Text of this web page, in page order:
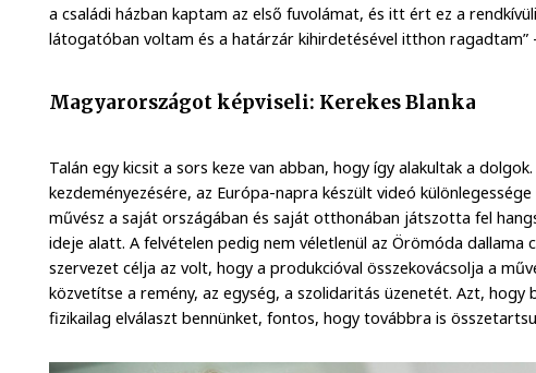
a családi házban kaptam az első fuvolámat, és itt ért ez a
látogatóban voltam és a határzár kihirdetésével itthon ragadtam”
Magyarországot képviseli: Kerekes Blanka
Talán egy kicsit a sors keze van abban, hogy így alakultak a
kezdeményezésére, az Európa-napra készült videó
művész a saját országában és saját otthonában játszotta fel
ideje alatt. A felvételen pedig nem véletlenül az Örömóda dallama
szervezet célja az volt, hogy a produkcióval összekovácsolja a
közvetítse a remény, az egység, a szolidaritás üzenetét. Azt, hogy
fizikailag elválaszt bennünket, fontos, hogy továbbra is